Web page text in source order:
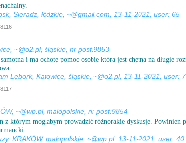
Sieradz, łódzkie, ~@gmail.com, 13-11-2021, user: 65
~@o2.pl, śląskie, nr post:9853
i ma ochotę pomoc osobie która jest chętna na długie
Lębork, Katowice, śląskie, ~@o2.pl, 13-11-2021, user:
~@wp.pl, małopolskie, nr post:9854
z którym mogłabym prowadzić różnorakie dyskusje. Powinien
KRAKÓW, małopolskie, ~@wp.pl, 13-11-2021, user: 40